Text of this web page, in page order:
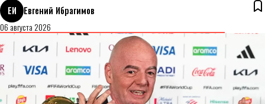
ЕИ
Евгений Ибрагимов
06 августа 2026